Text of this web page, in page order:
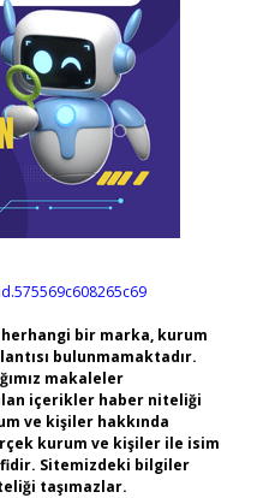
bir marka, kurum
bulunmamaktadır.
makaleler
içerikler haber niteliği
ve kişiler hakkında
kurum ve kişiler ile isim
Sitemizdeki bilgiler
taşımazlar.